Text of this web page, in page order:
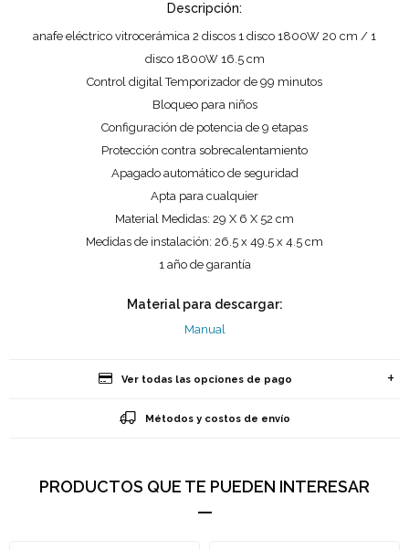
Descripción:
anafe eléctrico vitrocerámica 2 discos 1 disco 1800W 20 cm / 1
disco 1800W 16.5 cm
Control digital Temporizador de 99 minutos
Bloqueo para niños
Configuración de potencia de 9 etapas
Protección contra sobrecalentamiento
Apagado automático de seguridad
Apta para cualquier
Material Medidas: 29 X 6 X 52 cm
Medidas de instalación: 26.5 x 49.5 x 4.5 cm
1 año de garantía
Material para descargar:
Manual
Ver todas las opciones de pago
Métodos y costos de envío
PRODUCTOS QUE TE PUEDEN INTERESAR